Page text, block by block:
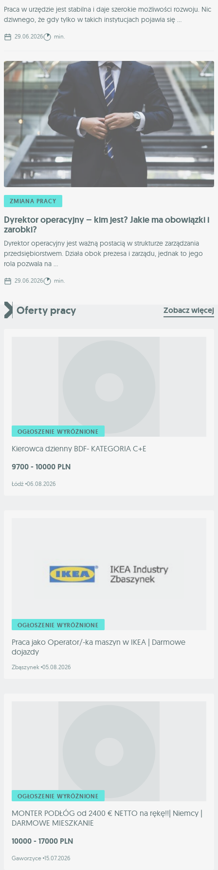
Praca w urzędzie jest stabilna i daje szerokie możliwości rozwoju. Nic
dziwnego, że gdy tylko w takich instytucjach pojawia się ...
29.06.2026 min.
ZMIANA PRACY
Dyrektor operacyjny – kim jest? Jakie ma obowiązki i
zarobki?
Dyrektor operacyjny jest ważną postacią w strukturze zarządzania
przedsiębiorstwem. Działa obok prezesa i zarządu, jednak to jego
rola pozwala na ...
29.06.2026 min.
Oferty pracy Zobacz więcej
OGŁOSZENIE WYRÓŻNIONE
Kierowca dzienny BDF- KATEGORIA C+E
9700 - 10000 PLN
Łódź 06.08.2026
OGŁOSZENIE WYRÓŻNIONE
Praca jako Operator/-ka maszyn w IKEA | Darmowe
dojazdy
Zbąszynek 05.08.2026
OGŁOSZENIE WYRÓŻNIONE
MONTER PODŁÓG od 2400 € NETTO na rękę!!| Niemcy |
DARMOWE MIESZKANIE
10000 - 17000 PLN
Gaworzyce 15.07.2026